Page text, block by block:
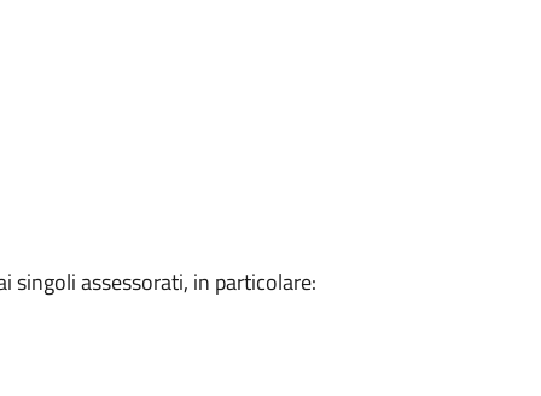
singoli assessorati, in particolare: